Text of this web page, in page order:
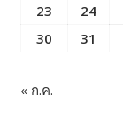
23
24
30
31
« ก.ค.